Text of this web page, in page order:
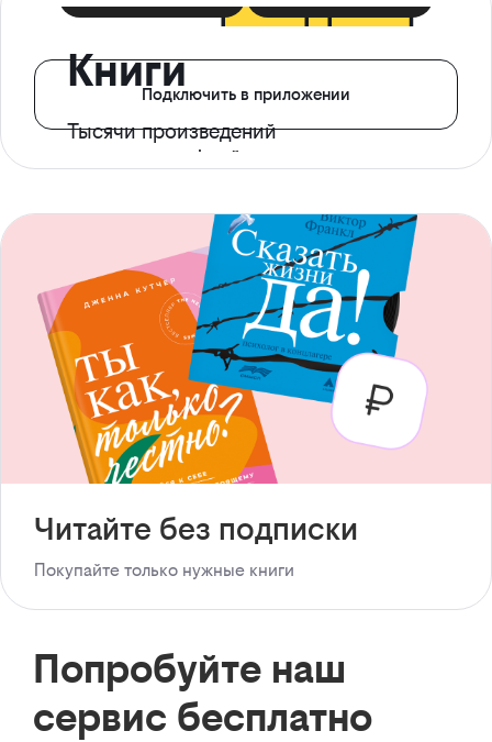
Книги
Тысячи произведений
с доступом офлайн
Подключить в приложении
Читайте без подписки
Покупайте только нужные книги
Попробуйте наш
сервис бесплатно